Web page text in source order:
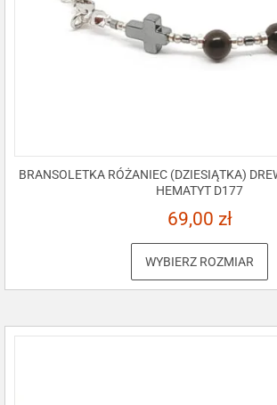
BRANSOLETKA RÓŻANIEC (DZIESIĄTKA)
HEMATYT D177
69,00 zł
WYBIERZ ROZMIAR